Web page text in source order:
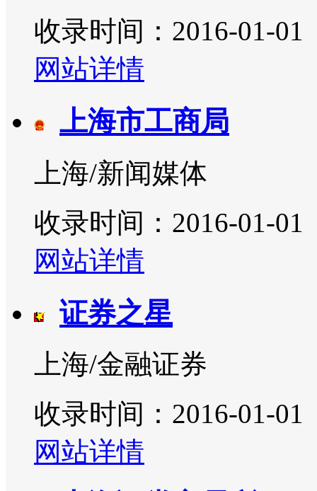
收录时间：2016-01-01
网站详情
上海市工商局
上海/新闻媒体
收录时间：2016-01-01
网站详情
证券之星
上海/金融证券
收录时间：2016-01-01
网站详情